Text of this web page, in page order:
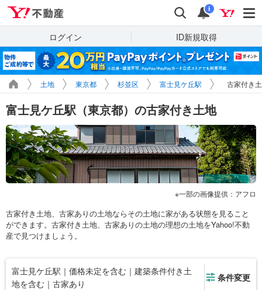
検索 通知
i
ログイン ID新規取得
土地 東京都 杉並区 富士見ケ丘駅 古家付き
富士見ケ丘駅（東京都）の古家付き土地
一部の画像提供：アフロ
古家付き土地、古家ありの土地ならその土地に家がある状態を見ること
ができます。古家付き土地、古家ありの土地の理想の土地をYahoo!不動
産で見つけましょう。
富士見ケ丘駅｜価格未定を含む｜建築条件付き土
地を含む｜古家あり
条件変更